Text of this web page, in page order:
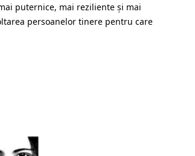
puternice, mai reziliente și mai
persoanelor tinere pentru care